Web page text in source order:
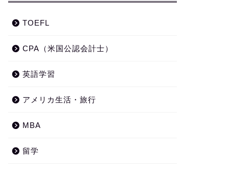
TOEFL
CPA（米国公認会計士）
英語学習
アメリカ生活・旅行
MBA
留学